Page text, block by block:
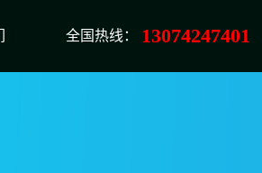
全国热线： 13074247401